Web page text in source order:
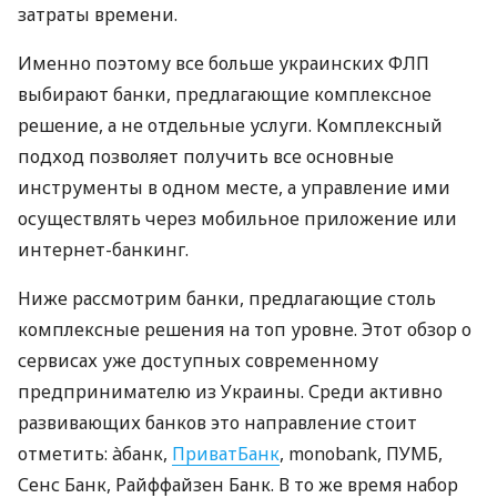
затраты времени.
Именно поэтому все больше украинских ФЛП
выбирают банки, предлагающие комплексное
решение, а не отдельные услуги. Комплексный
подход позволяет получить все основные
инструменты в одном месте, а управление ими
осуществлять через мобильное приложение или
интернет-банкинг.
Ниже рассмотрим банки, предлагающие столь
комплексные решения на топ уровне. Этот обзор о
сервисах уже доступных современному
предпринимателю из Украины. Среди активно
развивающих банков это направление стоит
отметить: àбанк, ПриватБанк, monobank, ПУМБ,
Сенс Банк, Райффайзен Банк. В то же время набор